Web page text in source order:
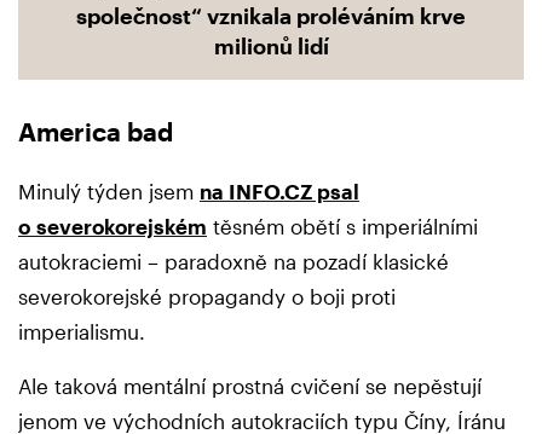
společnost“ vznikala proléváním krve
milionů lidí
America bad
Minulý týden jsem na INFO.CZ psal
o severokorejském těsném obětí s imperiálními
autokraciemi – paradoxně na pozadí klasické
severokorejské propagandy o boji proti
imperialismu.
Ale taková mentální prostná cvičení se nepěstují
jenom ve východních autokraciích typu Číny, Íránu